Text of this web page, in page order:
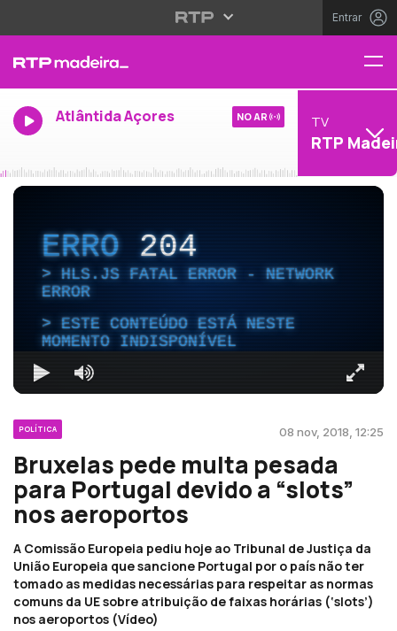
Entrar
Atlântida Açores NO AR TV
RTP
ERRO204
HLS.JS FATAL ERROR - NETWORK
ERROR
ESTE CONTEÚDO ESTÁ NESTE
MOMENTO INDISPONÍVEL
POLÍTICA 08 nov, 2018, 12:25
Bruxelas pede multa pesada
para Portugal devido a “slots”
nos aeroportos
A Comissão Europeia pediu hoje ao Tribunal de Justiça da
União Europeia que sancione Portugal por o país não ter
tomado as medidas necessárias para respeitar as normas
comuns da UE sobre atribuição de faixas horárias (‘slots’)
nos aeroportos (Vídeo)